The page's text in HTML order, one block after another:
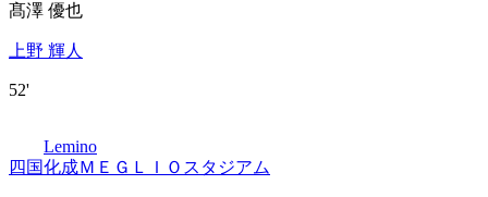
髙澤 優也
上野 輝人
52'
Lemino
四国化成ＭＥＧＬＩＯスタジアム